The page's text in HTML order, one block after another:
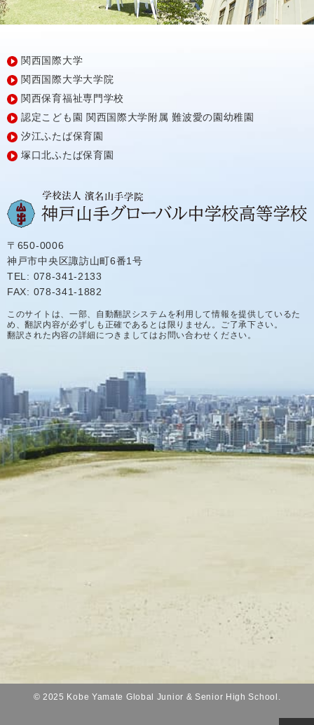
関西国際大学
関西国際大学大学院
関西保育福祉専門学校
認定こども園 関西国際大学附属 難波愛の園幼稚園
汐江ふたば保育園
塚口北ふたば保育園
〒650-0006
神戸市中央区諏訪山町6番1号
TEL: 078-341-2133
FAX: 078-341-1882
このサイトは、一部、自動翻訳システムを利用して情報を提供しているた
め、翻訳内容が必ずしも正確であるとは限りません。ご了承下さい。
翻訳された内容の詳細につきましてはお問い合わせください。
© 2025 Kobe Yamate Global Junior & Senior High School.